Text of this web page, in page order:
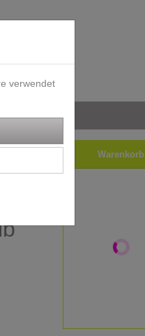
Warenkorb
verwendet